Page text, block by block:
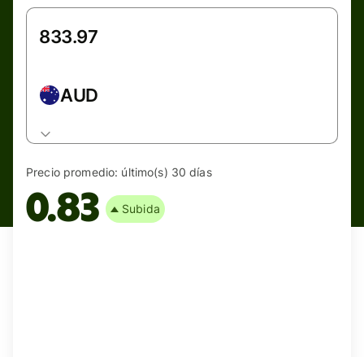
AUD
Precio promedio: último(s) 30 días
0.83 Subida